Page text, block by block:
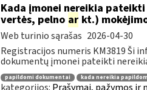
Kada įmonei nereikia
vertės, pelno arkt.)
Web turinio sąrašas 2026-04-30
Registracijos numeris KM3819 Ši
dokumentų įmonei pateikti
papildomi dokumentai kada nereikia